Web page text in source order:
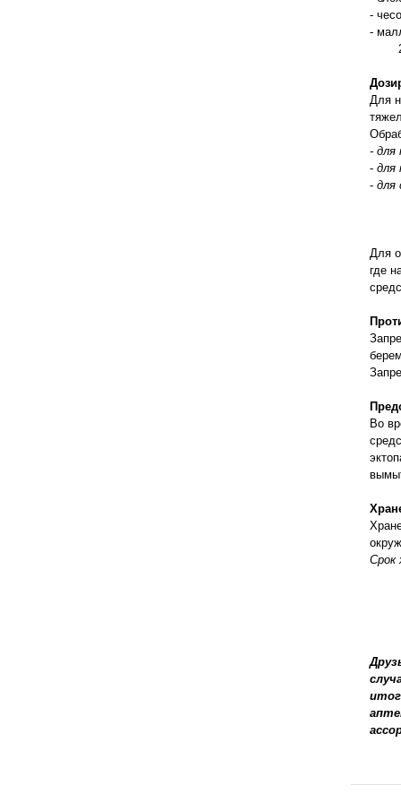
-
-
2.
Для
- для
- для
- для
от
от
от
Для
где
Во
Срок